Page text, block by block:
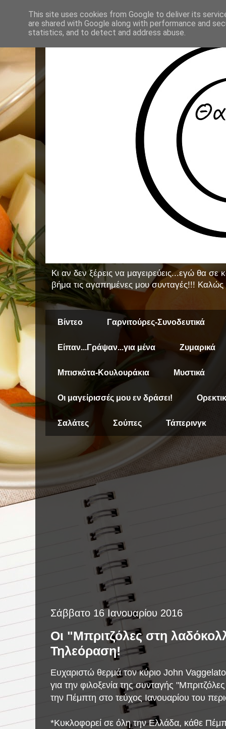
Κι αν δεν ξέρεις να μαγειρεύεις...εγώ θα
βήμα τις αγαπημένες μου συνταγές!!! Καλώς
Βίντεο Γαρνιτούρες-Συνοδευτικά
Είπαν...Γράψαν...για μένα Ζυμαρικά
Μπισκότα-Κουλουράκια Μυστικά
Οι μαγείρισσές μου εν δράσει!
Σαλάτες Σούπες Τάπερινγκ
Σάββατο 16 Ιανουαρίου 2016
Οι "Μπριτζόλες στη
Τηλεόραση!
Eυχαριστώ θερμά τον κύριο John
για την φιλοξενία της συνταγής
την Πέμπτη στο τεύχος Ιανουαρίου του
*Κυκλοφορεί σε όλη την Ελλάδα, κάθε
This site uses cookies from Google to deliver its
are shared with Google along with performance and
statistics, and to detect and address abuse.